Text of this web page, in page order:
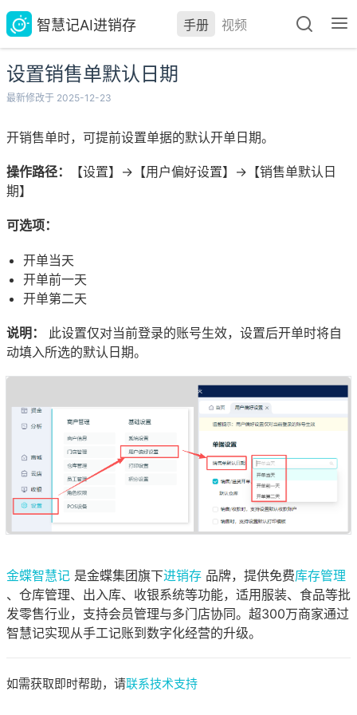
智慧记AI进销存 手册 视频
设置销售单默认日期
最新修改于 2025-12-23
开销售单时，可提前设置单据的默认开单日期。
操作路径：
【设置】→【用户偏好设置】→【销售单默认日
期】
可选项：
开单当天
开单前一天
开单第二天
说明：
此设置仅对当前登录的账号生效，设置后开单时将自
动填入所选的默认日期。
金蝶智慧记 是金蝶集团旗下进销存 品牌，提供免费库存管理
、仓库管理、出入库、收银系统等功能，适用服装、食品等批
发零售行业，支持会员管理与多门店协同。超300万商家通过
智慧记实现从手工记账到数字化经营的升级。
如需获取即时帮助，请联系技术支持